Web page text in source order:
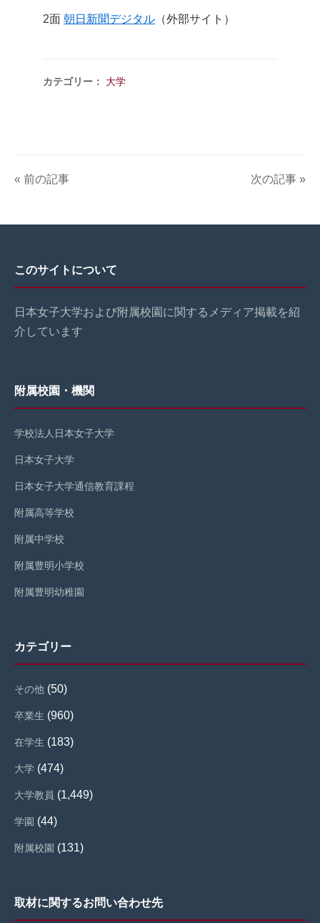
2面 朝日新聞デジタル （外部サイト）
カテゴリー： 大学
« 前の記事 次の記事 »
このサイトについて
日本女子大学および附属校園に関するメディア掲載を紹
介しています
附属校園・機関
学校法人日本女子大学
日本女子大学
日本女子大学通信教育課程
附属高等学校
附属中学校
附属豊明小学校
附属豊明幼稚園
カテゴリー
その他 (50)
卒業生 (960)
在学生 (183)
大学 (474)
大学教員 (1,449)
学園 (44)
附属校園 (131)
取材に関するお問い合わせ先